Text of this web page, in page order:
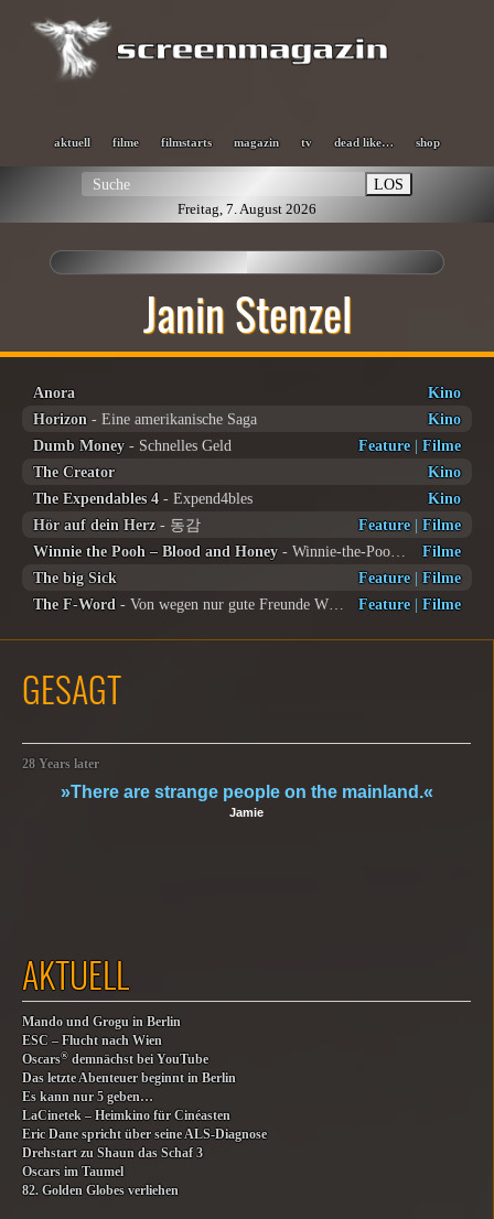
aktuell filme filmstarts magazin tv dead like… shop
LOS
Freitag, 7. August 2026
Janin Stenzel
Anora
Kino
Horizon - Eine amerikanische Saga
Kino
Dumb Money - Schnelles Geld Feature| Filme
The Creator
Kino
The Expendables 4- Expend4bles
Kino
Hör auf dein Herz- 동감 Feature| Filme
Winnie the Pooh – Blood and Honey
Filme
The big Sick
Feature| Filme
The F-Word
Feature| Filme
GESAGT
28 Years later
»There are strange people on the mainland.«
Jamie
AKTUELL
Mando und Grogu in Berlin
ESC – Flucht nach Wien
Oscars® demnächst bei YouTube
Das letzte Abenteuer beginnt in Berlin
Es kann nur 5 geben…
LaCinetek – Heimkino für Cinéasten
Eric Dane spricht über seine ALS-Diagnose
Drehstart zu Shaun das Schaf 3
Oscars im Taumel
82. Golden Globes verliehen